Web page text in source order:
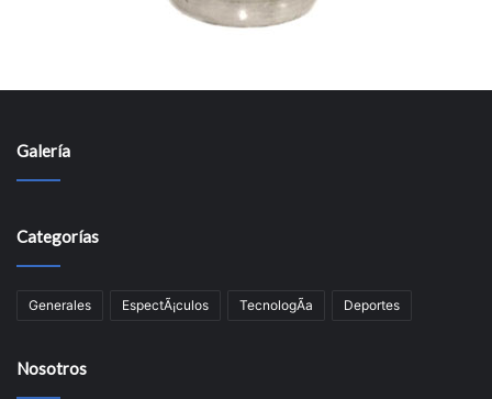
Galería
Categorías
Generales EspectÃ¡culos TecnologÃ­a Deportes
Nosotros